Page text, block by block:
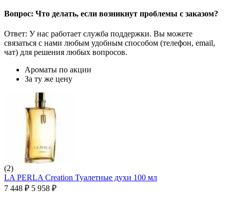
Вопрос: Что делать, если возникнут проблемы с заказом?
Ответ: У нас работает служба поддержки. Вы можете
связаться с нами любым удобным способом (телефон, email,
чат) для решения любых вопросов.
Ароматы по акции
За ту же цену
(2)
LA PERLA Creation Туалетные духи 100 мл
7 448 ₽ 5 958 ₽